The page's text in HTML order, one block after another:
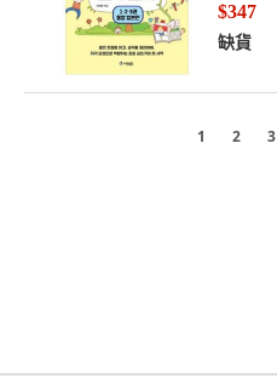
$347
缺貨
1 2 3